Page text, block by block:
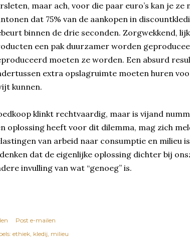
maar ach, voor die paar euro’s kan je
dat 75% van de aankopen in
binnen de drie seconden. Zorgwekkend,
een pak duurzamer worden
moeten ze worden. Een absurd
extra opslagruimte moeten huren
kunnen.
klinkt rechtvaardig, maar is vijand
oplossing heeft voor dit dilemma, mag zich
van arbeid naar consumptie en milieu
dat de eigenlijke oplossing dichter bij
invulling van wat “genoeg” is.
Post e-mailen
ethiek kledij milieu